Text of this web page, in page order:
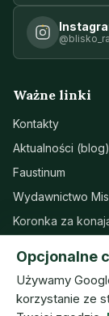
Ważne linki
Kontakty
Aktualności (blog)
Faustinum
Wydawnictwo
Koronka za
Wsparcie
Opcjonalne
Używamy
korzystanie ze